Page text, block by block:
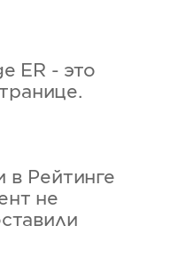
ER - это
в Рейтинге
не